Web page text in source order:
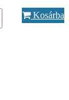
Kosárba